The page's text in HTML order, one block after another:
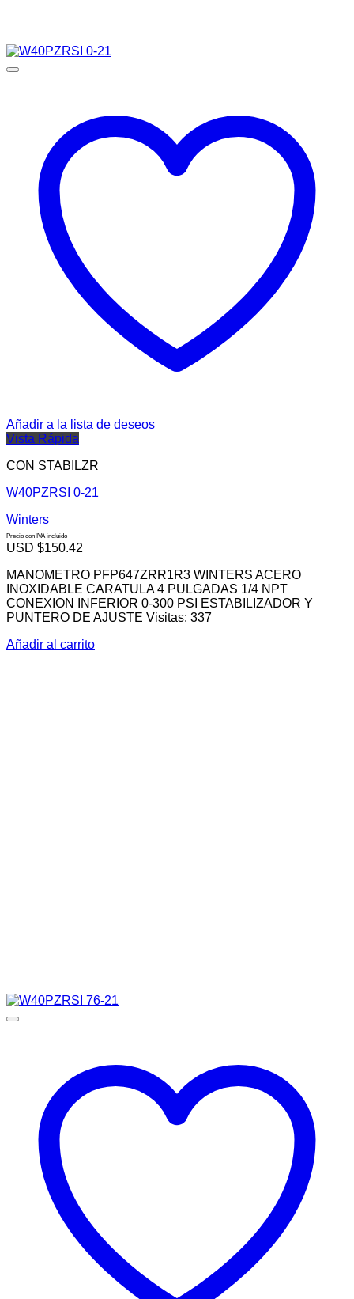
Añadir a la lista de deseos
Vista Rápida
CON STABILZR
W40PZRSI 0-21
Winters
Precio con IVA incluido
USD $150.42
MANOMETRO PFP647ZRR1R3 WINTERS ACERO
INOXIDABLE CARATULA 4 PULGADAS 1/4 NPT
CONEXION INFERIOR 0-300 PSI ESTABILIZADOR Y
PUNTERO DE AJUSTE Visitas: 337
Añadir al carrito